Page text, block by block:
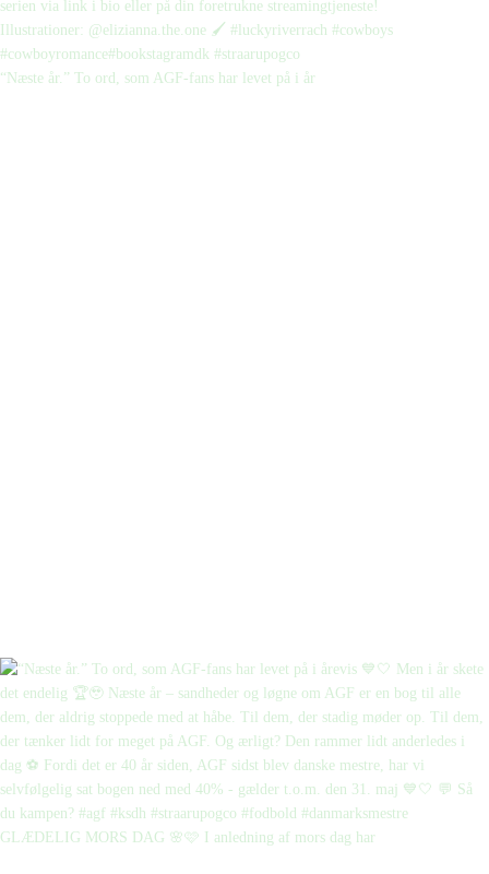
“Næste år.” To ord, som AGF-fans har levet på i år
GLÆDELIG MORS DAG 🌸🩷 I anledning af mors dag har